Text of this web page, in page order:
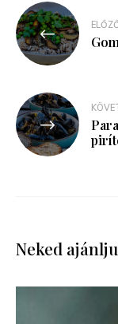
Bejegyzés
navigáció
Neked